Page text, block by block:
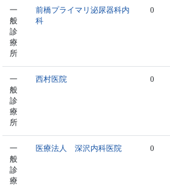
一
般
診
療
所
前橋プライマリ泌尿器科内
科
0
一
般
診
療
所
西村医院 0
一
般
診
療
医療法人 深沢内科医院 0